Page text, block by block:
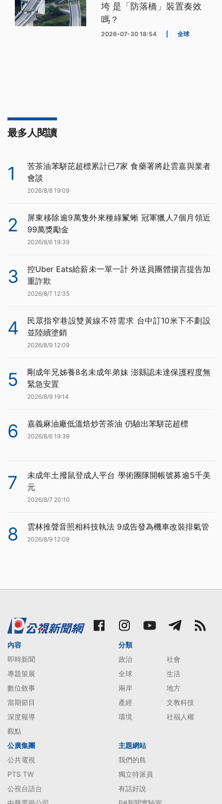
垮 是「防落橋」裝置奏效
嗎？
2026-07-30 18:54 全球
最多人閱讀
1
苦茶油苯駢芘超標累計已7家 食藥署將赴雲嘉與業者
會談
2026/8/8 19:09
2
屏東移除逾9萬隻外來種綠鬣蜥 冠軍獵人7個月領近
99萬獎勵金
2026/8/6 19:39
3
控Uber Eats給薪未一單一計 外送員團體揚言提告加
重詐欺
2026/8/7 12:35
4
民眾指窄巷設雙黃線不符需求 台中訂10米下不劃設
並陸續塗銷
2026/8/9 12:09
5
剛成年兄姊養8名未成年弟妹 澎縣認未達保護程度無
緊急安置
2026/8/9 19:14
6 嘉義麻油廠低溫焙炒苦茶油 仍驗出苯駢芘超標
2026/8/6 19:39
7
未成年土撥鼠登成人平台 學術團隊開帳號募逾5千美
元
2026/8/7 20:10
8 雲林推聲音照相科技執法 9成告發為機車改裝排氣管
2026/8/9 12:09
內容
即時新聞
專題策展
數位敘事
當期節目
深度報導
觀點
分類
政治
社會
全球
生活
兩岸
地方
產經
文教科技
環境
社福人權
公廣集團
公共電視
PTS TW
公視台語台
主題網站
我們的島
獨立特派員
有話好說